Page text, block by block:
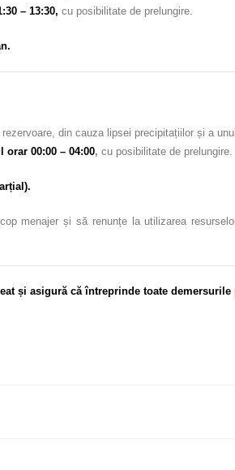
– 13:30, cu posibilitate de prelungire.
din cauza lipsei precipitațiilor și a
orar 00:00 – 04:00, cu posibilitate de prelungire.
.
menajer și să renunțe la utilizarea
și asigură că întreprinde toate demersurile